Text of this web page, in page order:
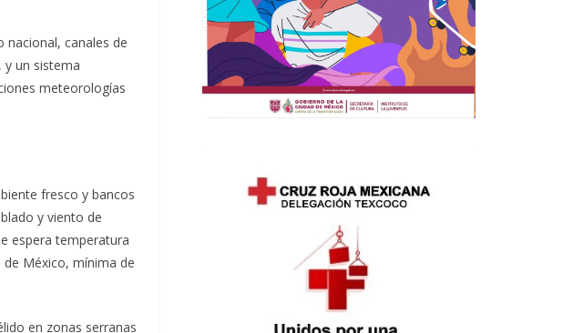
nacional, canales de
y un sistema
meteorologías
fresco y bancos
y viento de
espera temperatura
de México, mínima de
en zonas serranas